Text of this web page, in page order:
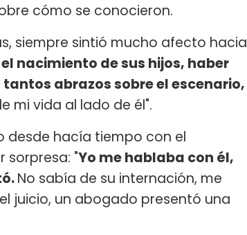
cómo se conocieron.
siempre sintió mucho afecto hacia
nacimiento de sus hijos, haber
abrazos sobre el escenario,
mi vida al lado de él".
desde hacía tiempo con el
sorpresa: "Yo me hablaba con él,
No sabía de su internación, me
juicio, un abogado presentó una